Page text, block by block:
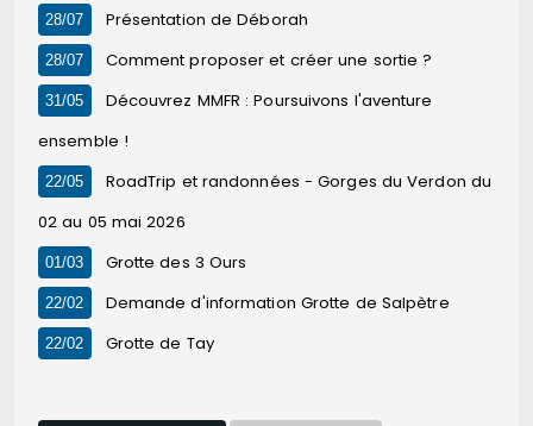
28/07 Présentation de Déborah
28/07 Comment proposer et créer une sortie ?
31/05
Découvrez MMFR : Poursuivons l'aventure
ensemble !
22/05
RoadTrip et randonnées - Gorges du Verdon du
02 au 05 mai 2026
01/03 Grotte des 3 Ours
22/02 Demande d'information Grotte de Salpètre
22/02 Grotte de Tay